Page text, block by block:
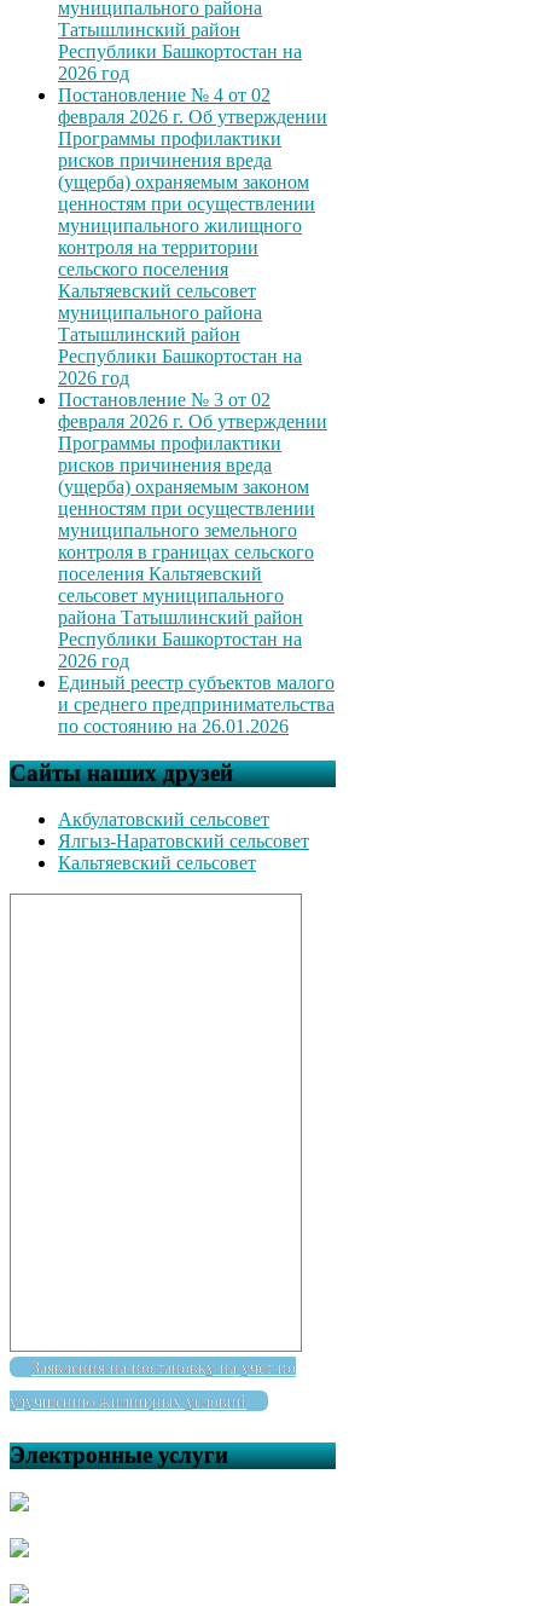
муниципального района
Татышлинский район
Республики Башкортостан на
2026 год
Постановление № 4 от 02
февраля 2026 г. Об утверждении
Программы профилактики
рисков причинения вреда
(ущерба) охраняемым законом
ценностям при осуществлении
муниципального жилищного
контроля на территории
сельского поселения
Кальтяевский сельсовет
муниципального района
Татышлинский район
Республики Башкортостан на
2026 год
Постановление № 3 от 02
февраля 2026 г. Об утверждении
Программы профилактики
рисков причинения вреда
(ущерба) охраняемым законом
ценностям при осуществлении
муниципального земельного
контроля в границах сельского
поселения Кальтяевский
сельсовет муниципального
района Татышлинский район
Республики Башкортостан на
2026 год
Единый реестр субъектов малого
и среднего предпринимательства
по состоянию на 26.01.2026
Сайты наших друзей
Акбулатовский сельсовет
Ялгыз-Наратовский сельсовет
Кальтяевский сельсовет
Заявления на постановку на учет по
улучшению жилищных условий
Электронные услуги